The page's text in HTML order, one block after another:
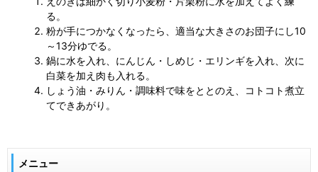
る。
粉が手につかなくなったら、適当な大きさのお団子にし10
～13分ゆでる。
鍋に水を入れ、にんじん・しめじ・エリンギを入れ、次に
白菜を加え肉も入れる。
しょう油・みりん・調味料で味をととのえ、コトコト煮立
てできあがり。
メニュー